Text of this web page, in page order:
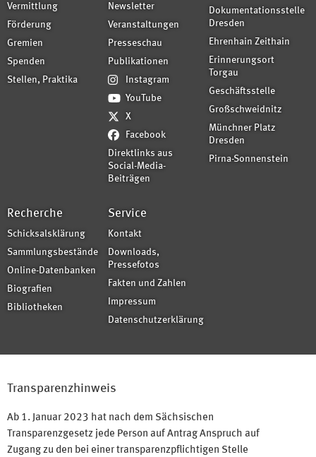
Vermittlung
Förderung
Gremien
Spenden
Stellen, Praktika
Newsletter
Veranstaltungen
Presseschau
Publikationen
Instagram
YouTube
X
Facebook
Direktlinks aus
Social-Media-
Beiträgen
Dokumentationsstelle
Dresden
Ehrenhain Zeithain
Erinnerungsort
Torgau
Geschäftsstelle
Großschweidnitz
Münchner Platz
Dresden
Pirna-Sonnenstein
Recherche
Schicksalsklärung
Sammlungsbestände
Online-Datenbanken
Biografien
Bibliotheken
Service
Kontakt
Downloads,
Pressefotos
Fakten und Zahlen
Impressum
Datenschutzerklärung
Transparenzhinweis
Ab 1. Januar 2023 hat nach dem Sächsischen
Transparenzgesetz jede Person auf Antrag Anspruch auf
Zugang zu den bei einer transparenzpflichtigen Stelle